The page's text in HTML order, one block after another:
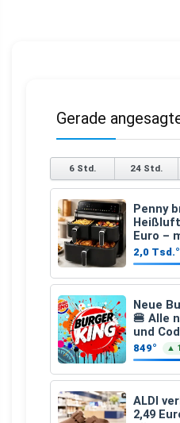
Gerade
6 Std. 24 Std.
Penny
Euro –
2,0 Tsd.°
Neue
🍔 Alle
und
849° ▲ 1
ALDI
2,49